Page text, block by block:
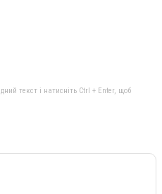
текст і натисніть Ctrl + Enter, щоб